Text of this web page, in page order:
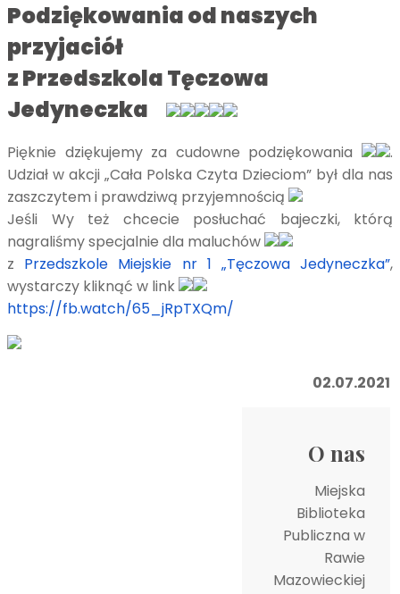
Podziękowania od naszych
przyjaciół
z Przedszkola Tęczowa
Jedyneczka
Pięknie dziękujemy za cudowne podziękowania
.
Udział w akcji „Cała Polska Czyta Dzieciom” był dla nas
zaszczytem i prawdziwą przyjemnością
Jeśli Wy też chcecie posłuchać bajeczki, którą
nagraliśmy specjalnie dla maluchów
z Przedszkole Miejskie nr 1 „Tęczowa Jedyneczka”,
wystarczy kliknąć w link
https://fb.watch/65_jRpTXQm/
02.07.2021
O nas
Miejska
Biblioteka
Publiczna w
Rawie
Mazowieckiej